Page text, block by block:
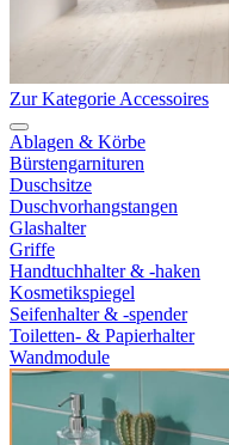
Zur Kategorie Accessoires
Ablagen & Körbe
Bürstengarnituren
Duschsitze
Duschvorhangstangen
Glashalter
Griffe
Handtuchhalter & -haken
Kosmetikspiegel
Seifenhalter & -spender
Toiletten- & Papierhalter
Wandmodule